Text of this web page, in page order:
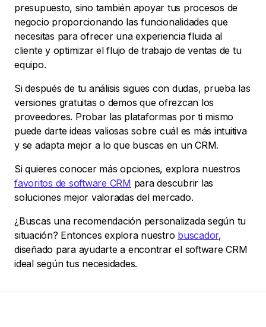
presupuesto, sino también apoyar tus procesos de
negocio proporcionando las funcionalidades que
necesitas para ofrecer una experiencia fluida al
cliente y optimizar el flujo de trabajo de ventas de tu
equipo.
Si después de tu análisis sigues con dudas, prueba las
versiones gratuitas o demos que ofrezcan los
proveedores. Probar las plataformas por ti mismo
puede darte ideas valiosas sobre cuál es más intuitiva
y se adapta mejor a lo que buscas en un CRM.
Si quieres conocer más opciones, explora nuestros
favoritos de software CRM para descubrir las
soluciones mejor valoradas del mercado.
¿Buscas una recomendación personalizada según tu
situación? Entonces explora nuestro buscador,
diseñado para ayudarte a encontrar el software CRM
ideal según tus necesidades.